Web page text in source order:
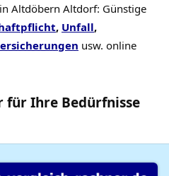
Altdöbern Altdorf: Günstige
, Unfall,
usw. online
für Ihre Bedürfnisse